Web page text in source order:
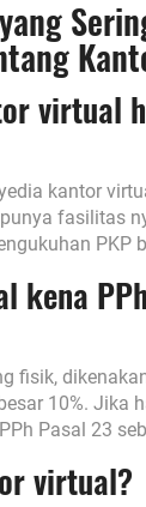
virtual
kantor
fasilitas
PKP
kena
fisik,
10%. Jika
Pasal 23
virtual?